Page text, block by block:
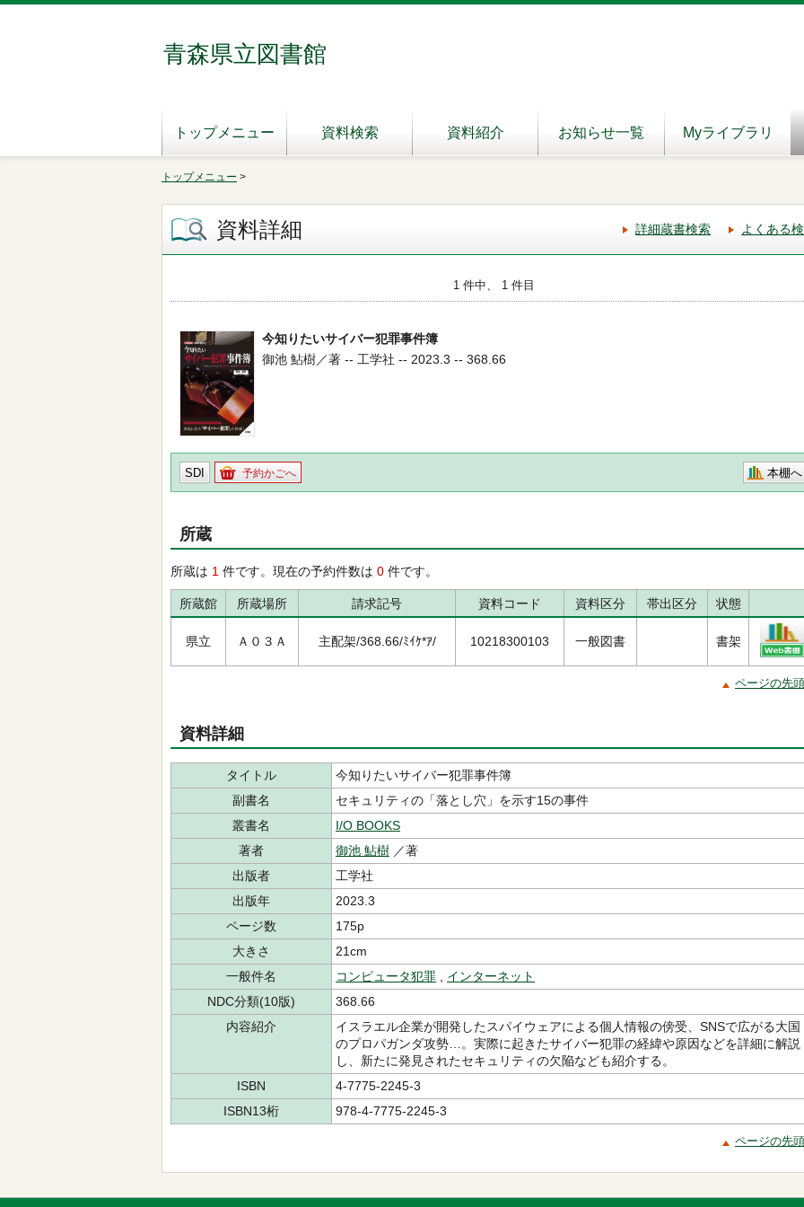
青森県立図書館
トップメニュー 資料検索 資料紹介 お知らせ一覧 Myライブラリ
トップメニュー >
資料詳細 詳細蔵書検索 よくある
1 件中、 1 件目
今知りたいサイバー犯罪事件簿
御池 鮎樹／著 -- 工学社 -- 2023.3 -- 368.66
SDI 予約かごへ 本棚へ
所蔵
所蔵は 1 件です。現在の予約件数は 0 件です。
所蔵館 所蔵場所 請求記号 資料コード 資料区分 帯出区分 状態
県立 Ａ０３Ａ 主配架/368.66/ﾐｲｹ*ｱ/ 10218300103 一般図書 書架
ページの先
資料詳細
タイトル
今知りたいサイバー犯罪事件簿
副書名
セキュリティの「落とし穴」を示す15の事件
叢書名
I/O BOOKS
著者
御池 鮎樹 ／著
出版者
工学社
出版年
2023.3
ページ数
175p
大きさ
21cm
一般件名
コンピュータ犯罪
インターネット
NDC分類(10版)
368.66
内容紹介
イスラエル企業が開発したスパイウェアによる個人情報の傍受、SNSで広がる大国
のプロパガンダ攻勢…。実際に起きたサイバー犯罪の経緯や原因などを詳細に解説
し、新たに発見されたセキュリティの欠陥なども紹介する。
ISBN
4-7775-2245-3
ISBN13桁
978-4-7775-2245-3
ページの先